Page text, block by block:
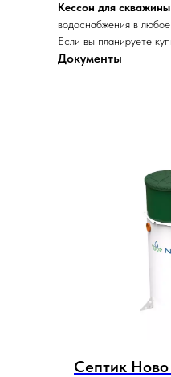
Кессон для скважины
водоснабжения в любое
Если вы планируете
Документы
Септик